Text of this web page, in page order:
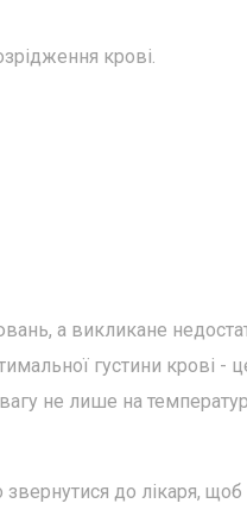
крові.
а викликане
густини крові -
не лише на
до лікаря, щоб